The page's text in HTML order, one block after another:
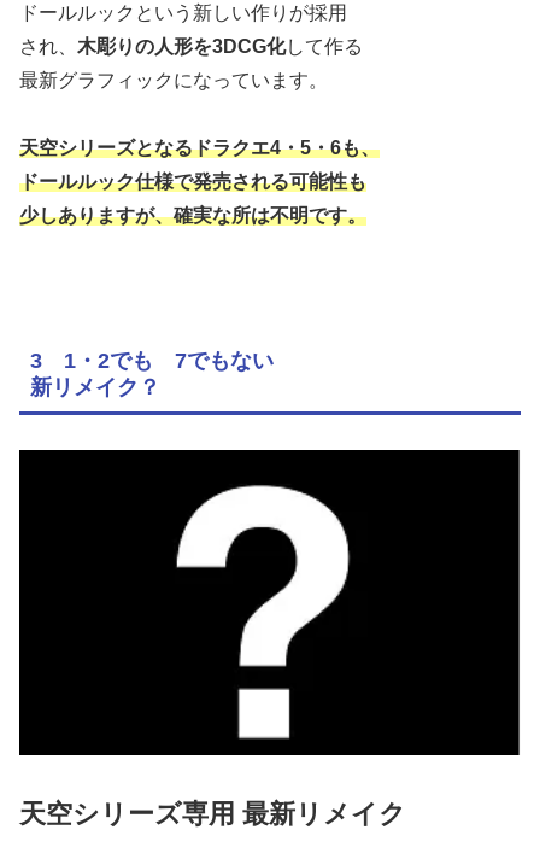
ドールルックという新しい作りが採用
され、 木彫りの人形を3DCG化して作る
最新グラフィックになっています。
天空シリーズとなるドラクエ4・5・6も、
ドールルック仕様で発売される可能性も
少しありますが、確実な所は不明です。
3 1・2でも 7でもない
新リメイク？
天空シリーズ専用 最新リメイク